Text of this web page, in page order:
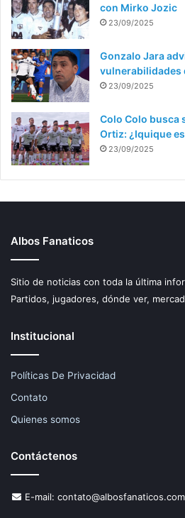
con Mirko Jozic
23/09/2025
Gonzalo Jara
vulnerabilidades
23/09/2025
Colo Colo busca
Ortiz: ¿Iquique
23/09/2025
Albos Fanaticos
Sitio de noticias con toda la última
Partidos, jugadores, dónde ver,
Institucional
Políticas De Privacidad
Contato
Quienes somos
Contáctenos
E-mail: contato@albosfanaticos.com